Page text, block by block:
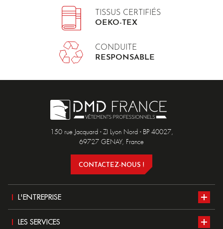
TISSUS CERTIFIÉS
OEKO-TEX
CONDUITE
RESPONSABLE
150 rue Jacquard - ZI Lyon Nord - BP 40027,
69727 GENAY, France
CONTACTEZ-NOUS !
L'ENTREPRISE
LES SERVICES